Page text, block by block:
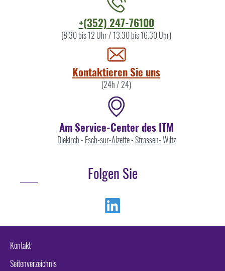
+(352) 247-76100
(8.30 bis 12 Uhr / 13.30 bis 16.30 Uhr)
Kontaktieren Sie uns
(24h / 24)
Am Service-Center des ITM
Diekirch- Esch-sur-Alzette-Strassen-Wiltz
Folgen Sie
Kontakt
Seitenverzeichnis